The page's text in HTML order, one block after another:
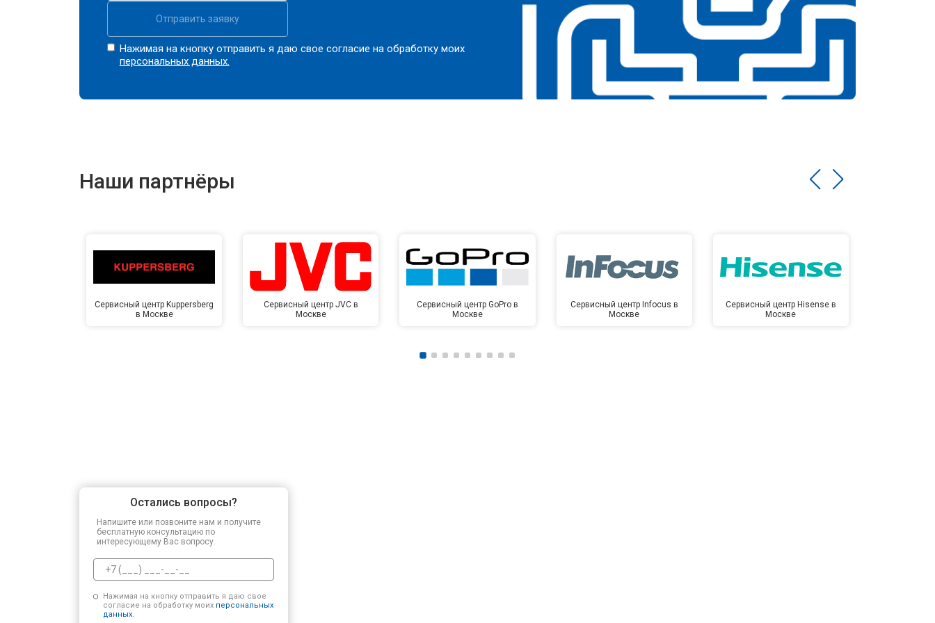
Отправить заявку
Нажимая на кнопку отправить я даю свое согласие на обработку моих
персональных данных.
Наши партнёры
Сервисный центр Kuppersberg
в Москве
Сервисный центр JVC в
Москве
Сервисный центр GoPro в
Москве
Сервисный центр Infocus в
Москве
Сервисный центр Hisense в
Москве
Остались вопросы?
Напишите или позвоните нам и получите
бесплатную консультацию по
интересующему Вас вопросу.
Нажимая на кнопку отправить я даю свое
согласие на обработку моих персональных
данных.